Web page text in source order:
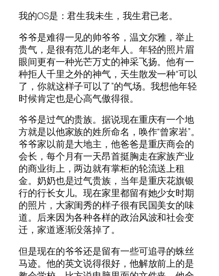
我的OS是：君生我未生，我生君已老。
爷爷是难得一见的帅爷爷，温文尔雅，举止
贵气，是很有范儿的老年人。年轻的照片眉
眼间更有一种光芒万丈的神采飞扬。他有一
种拒人千里之外的神气，天生散发一种“可以
了，你就这样子可以了”的气场。我想他年轻
时候肯定也是心高气傲得很。
爷爷是过气的贵族。据说现在重庆有一个地
方就是以他家族的姓所命名，唤作“曾家岩”。
爷爷家以前是大地主，他爸爸是重庆商会的
会长，每个月有一天昂首挺胸走在家族产业
的商业街上，两边就有掌柜的轮流送上租
金。奶奶也是过气贵族，当年是重庆花旗银
行的行长女儿。现在家里都留有她少女时期
的照片，大家闺秀的样子很有民国美女的味
道。后来因为各种各样的政治风波和社会变
迁，家道逐渐没落掉了。
但是现在的爷爷还是留有一些可追寻的蛛丝
马迹。他的英文说得很好，他解放前上的是